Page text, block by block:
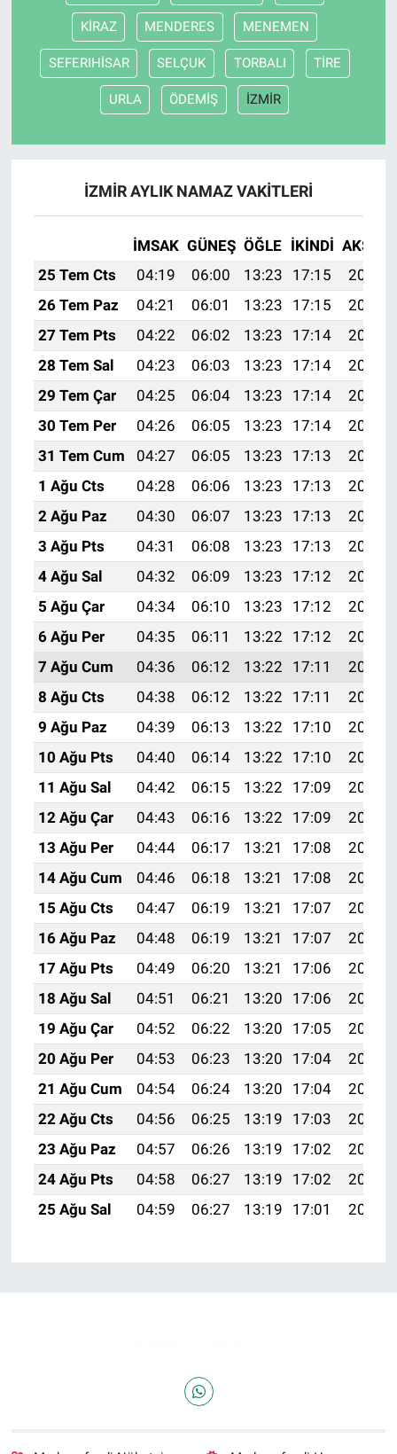
KİRAZ MENDERES MENEMEN
SEFERIHİSAR SELÇUK TORBALI TİRE
URLA ÖDEMİŞ İZMİR
İZMİR AYLIK NAMAZ VAKITLERI
İMSAK GÜNEŞ ÖĞLE İKINDI AKŞAM
25 Tem Cts
04:19 06:00 13:23 17:15
20:36
26 Tem Paz
04:21 06:01 13:23 17:15
20:35
27 Tem Pts
04:22 06:02 13:23 17:14
20:34
28 Tem Sal
04:23 06:03 13:23 17:14
20:33
29 Tem Çar
04:25 06:04 13:23 17:14
20:32
30 Tem Per
04:26 06:05 13:23 17:14
20:31
31 Tem Cum
04:27 06:05 13:23 17:13
20:30
1 Ağu Cts
04:28 06:06 13:23 17:13
20:29
2 Ağu Paz
04:30 06:07 13:23 17:13
20:28
3 Ağu Pts
04:31 06:08 13:23 17:13
20:27
4 Ağu Sal
04:32 06:09 13:23 17:12
20:26
5 Ağu Çar
04:34 06:10 13:23 17:12
20:25
6 Ağu Per
04:35 06:11 13:22 17:12
20:24
7 Ağu Cum
04:36 06:12 13:22 17:11
20:23
8 Ağu Cts
04:38 06:12 13:22 17:11
20:22
9 Ağu Paz
04:39 06:13 13:22 17:10
20:21
10 Ağu Pts
04:40 06:14 13:22 17:10
20:20
11 Ağu Sal
04:42 06:15 13:22 17:09
20:19
12 Ağu Çar
04:43 06:16 13:22 17:09
20:17
13 Ağu Per
04:44 06:17 13:21 17:08
20:16
14 Ağu Cum
04:46 06:18 13:21 17:08
20:15
15 Ağu Cts
04:47 06:19 13:21 17:07
20:14
16 Ağu Paz
04:48 06:19 13:21 17:07
20:12
17 Ağu Pts
04:49 06:20 13:21 17:06
20:11
18 Ağu Sal
04:51 06:21 13:20 17:06
20:10
19 Ağu Çar
04:52 06:22 13:20 17:05
20:08
20 Ağu Per
04:53 06:23 13:20 17:04
20:07
21 Ağu Cum
04:54 06:24 13:20 17:04
20:06
22 Ağu Cts
04:56 06:25 13:19 17:03
20:04
23 Ağu Paz
04:57 06:26 13:19 17:02
20:03
24 Ağu Pts
04:58 06:27 13:19 17:02
20:01
25 Ağu Sal
04:59 06:27 13:19 17:01 20:00